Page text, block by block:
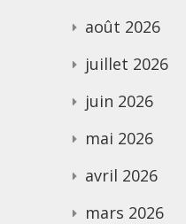
août 2026
juillet 2026
juin 2026
mai 2026
avril 2026
mars 2026